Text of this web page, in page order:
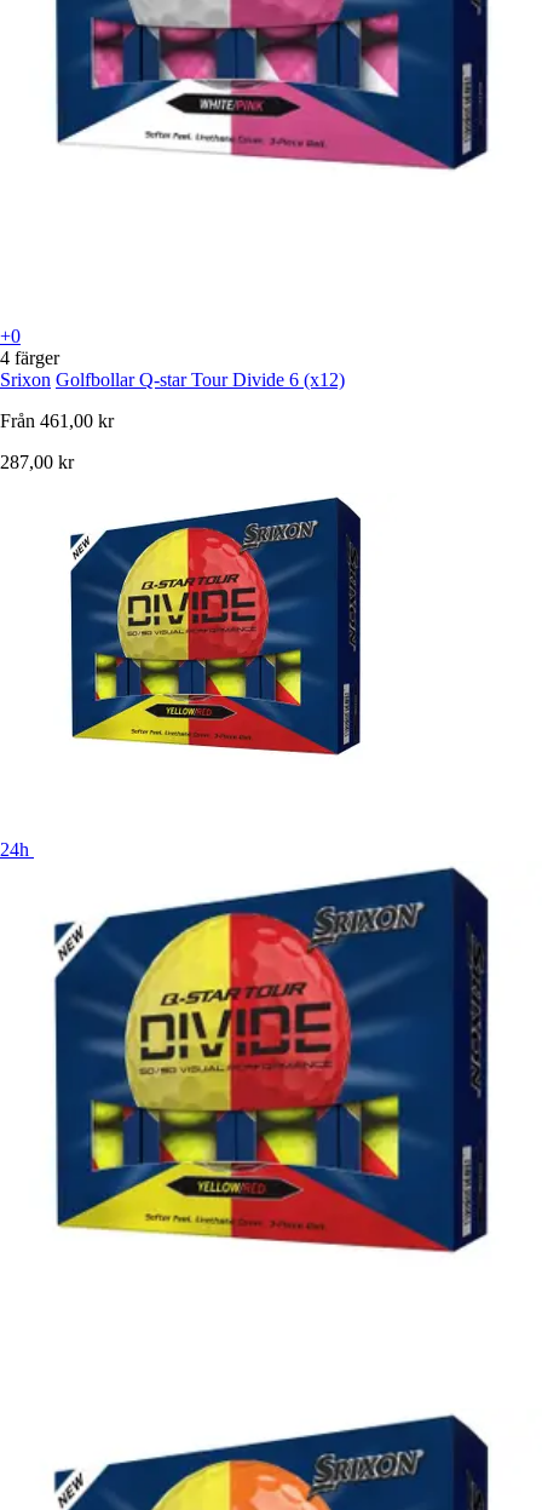
+0
4 färger
Srixon Golfbollar Q-star Tour Divide 6 (x12)
Från 461,00 kr
287,00 kr
24h